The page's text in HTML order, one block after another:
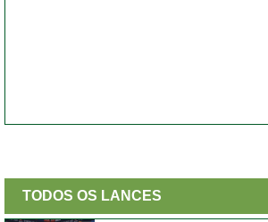
TODOS OS LANCES